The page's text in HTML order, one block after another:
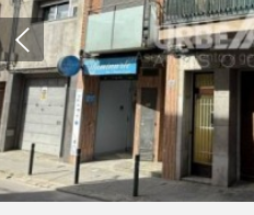
Modificar cookies
Tècniques i funcionals
Aquest lloc web utilitza
informació amb la finalitat de
Si continua navegant, suposa